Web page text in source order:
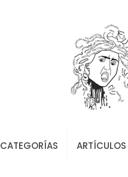
CATEGORÍAS ARTÍCULOS